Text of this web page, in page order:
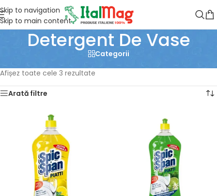
Skip to navigation
Skip to main content
Detergent De Vase
Categorii
Afișez toate cele 3 rezultate
Arată filtre